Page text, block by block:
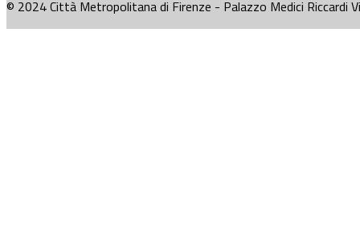
© 2024 Città Metropolitana di Firenze - Palazzo Medici Riccardi